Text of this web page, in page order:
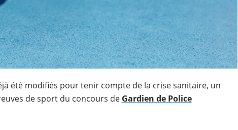
été modifiés pour tenir compte de la crise sanitaire, un
de sport du concours de Gardien de Police